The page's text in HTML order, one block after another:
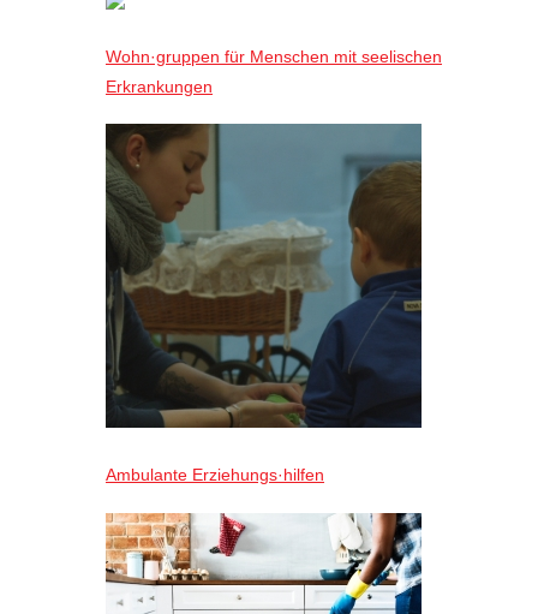
Wohn·gruppen für Menschen mit seelischen
Erkrankungen
Ambulante Erziehungs·hilfen